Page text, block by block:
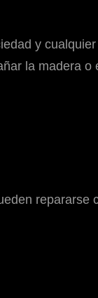
y
la madera o
repararse